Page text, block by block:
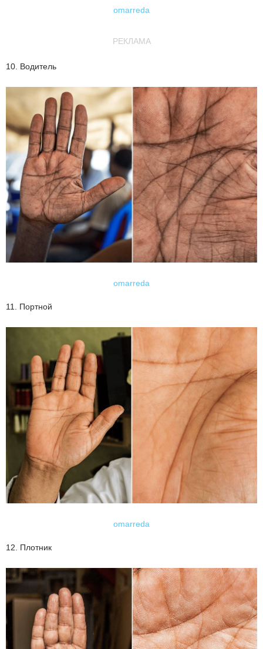
omarreda
РЕКЛАМА
10. Водитель
omarreda
11. Портной
omarreda
12. Плотник